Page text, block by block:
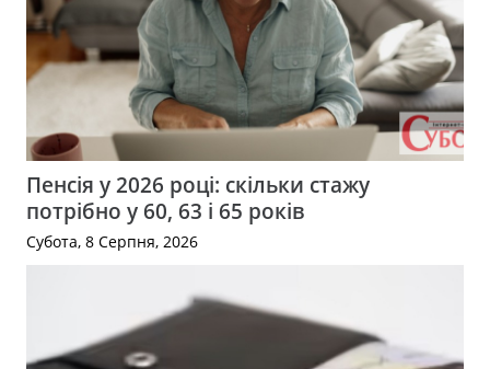
Пенсія у 2026 році: скільки стажу
потрібно у 60, 63 і 65 років
Субота, 8 Серпня, 2026